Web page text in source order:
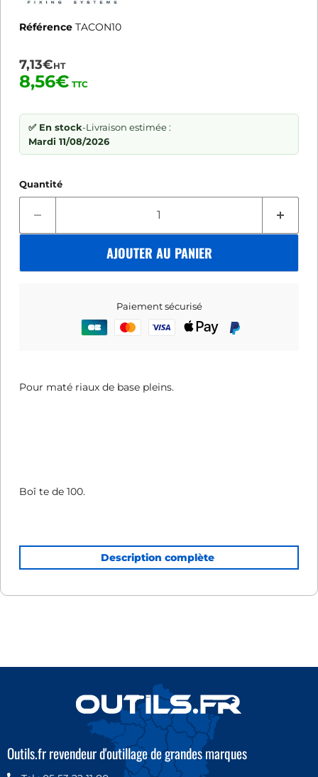
Référence TACON10
7,13€HT
8,56€ TTC
✅ En stock-Livraison estimée :
Mardi 11/08/2026
Quantité
AJOUTER AU PANIER
Paiement sécurisé
Pour maté riaux de base pleins.
Boî te de 100.
Vendue en vrac en magasin.
Ailettes laté rales anti-rotation, pour é viter la rotation
de la cheville pendant la formation du nœ ud.
Outils.fr revendeur d'outillage de grandes marques